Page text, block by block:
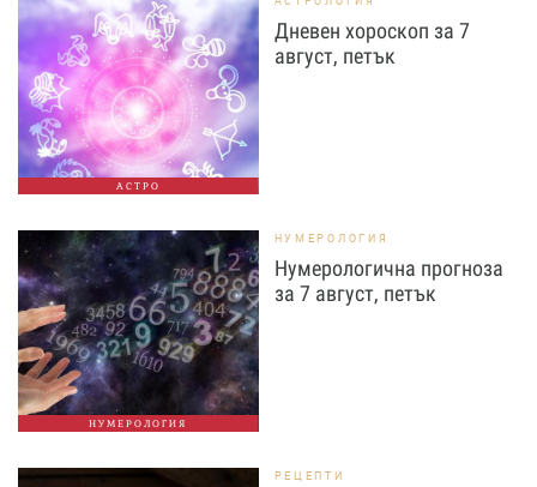
АСТРО
Дневен хороскоп за 7
август, петък
НУМЕРОЛОГИЯ
НУМЕРОЛОГИЯ
Нумерологична прогноза
за 7 август, петък
РЕЦЕПТИ